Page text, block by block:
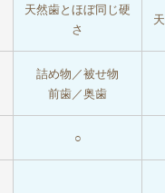
天然歯とほぼ同じ硬
さ
詰め物／被せ物
前歯／奥歯
○